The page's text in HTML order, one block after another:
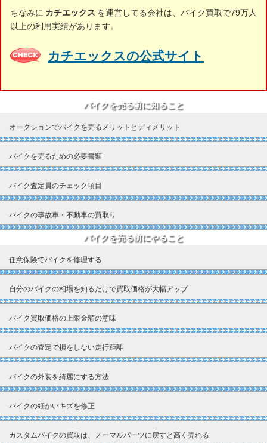
ちなみに カチエックス を運営してる会社は、バイク買取で79万人
以上の利用実績があります。
カチエックスの公式サイト
バイクを売る前に知ること
オークションでバイクを売るメリットとディメリット
バイクを売るための必要書類
バイク査定員のチェック項目
バイクの事故車・不動車の買取り
バイクを売る前にやること
任意保険でバイクを修理する
自分のバイクの相場を知るだけで買取価格が大幅アップ
バイク買取価格の上限金額の意味
バイクの査定で損をしない走行距離
バイクの外装を綺麗にする方法
バイクの細かいキズを修正
カスタムバイクの買取は、ノーマルパーツに戻すと高く売れる